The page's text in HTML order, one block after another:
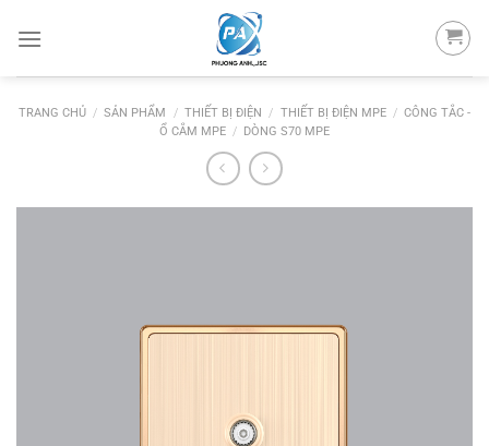
TRANG CHỦ / SẢN PHẨM / THIẾT BỊ ĐIỆN / THIẾT BỊ ĐIỆN MPE / CÔNG TẮC -
Ổ CẮM MPE / DÒNG S70 MPE